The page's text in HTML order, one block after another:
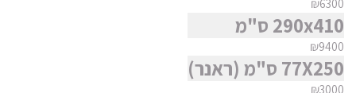
פרסי קשקאי
290x410 ס"מ
₪9400
77X250 ס"מ (ראנר)
₪3000